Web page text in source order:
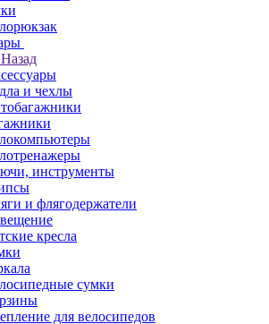
Назад
и чехлы
инструменты
и флягодержатели
кресла
сумки
для велосипедов